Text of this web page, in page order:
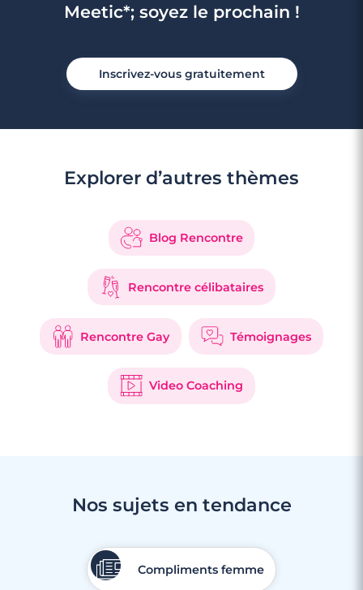
Meetic*; soyez le prochain !
Inscrivez-vous gratuitement
Explorer d’autres thèmes
Blog Rencontre
Rencontre célibataires
Rencontre Gay Témoignages
Video Coaching
Nos sujets en tendance
Compliments femme